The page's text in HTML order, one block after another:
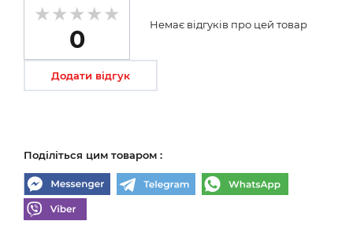
0
Немає відгуків про цей товар
Додати відгук
Поділіться цим товаром :